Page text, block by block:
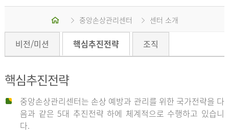
중앙손상관리센터 센터 소개
비전/미션 핵심추진전략 조직
핵심추진전략
중앙손상관리센터는 손상 예방과 관리를 위한 국가전략을 다
음과 같은 5대 추진전략 하에 체계적으로 수행하고 있습니
다.